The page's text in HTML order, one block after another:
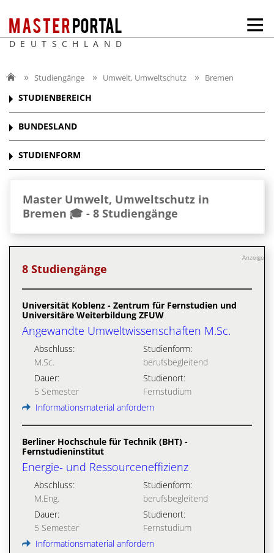
DEUTSCHLAND
Studiengänge Umwelt, Umweltschutz Bremen
STUDIENBEREICH
BUNDESLAND
STUDIENFORM
Master Umwelt, Umweltschutz in
Bremen 🎓 - 8 Studiengänge
Anzeige
8 Studiengänge
Universität Koblenz - Zentrum für Fernstudien und
Universitäre Weiterbildung ZFUW
Angewandte Umweltwissenschaften M.Sc.
Abschluss:
M.Sc.
Studienform:
berufsbegleitend
Dauer:
5 Semester
Studienort:
Fernstudium
Informationsmaterial anfordern
Berliner Hochschule für Technik (BHT) -
Fernstudieninstitut
Energie- und Ressourceneffizienz
Abschluss:
M.Eng.
Studienform:
berufsbegleitend
Dauer:
5 Semester
Studienort:
Fernstudium
Informationsmaterial anfordern